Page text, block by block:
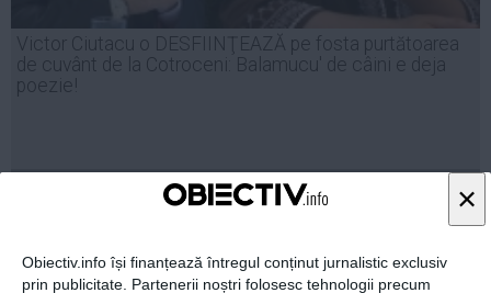
×
Obiectiv.info își finanțează întregul conținut jurnalistic exclusiv
prin publicitate. Partenerii noștri folosesc tehnologii precum
Victor Ciutacu o DESFIINŢEAZĂ pe fosta purtătoarea
de cuvânt de la Cotroceni: Balamucu' de câini e deja
poezie!